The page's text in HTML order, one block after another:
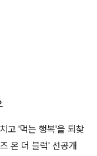
고 '먹는 행복'을 되찾
온 더 블럭' 선공개